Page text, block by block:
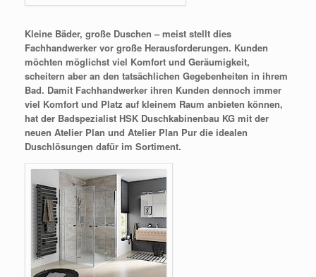
Kleine Bäder, große Duschen – meist stellt dies
Fachhandwerker vor große Herausforderungen. Kunden
möchten möglichst viel Komfort und Geräumigkeit,
scheitern aber an den tatsächlichen Gegebenheiten in ihrem
Bad. Damit Fachhandwerker ihren Kunden dennoch immer
viel Komfort und Platz auf kleinem Raum anbieten können,
hat der Badspezialist HSK Duschkabinenbau KG mit der
neuen Atelier Plan und Atelier Plan Pur die idealen
Duschlösungen dafür im Sortiment.